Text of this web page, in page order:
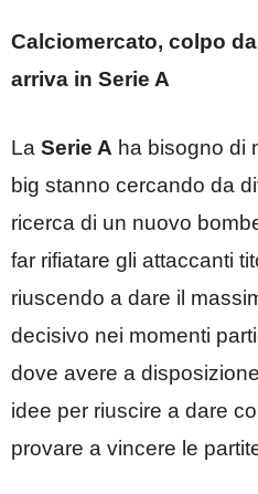
Calciomercato, colpo
arriva in Serie A
La Serie A ha bisogno di
big stanno cercando da
ricerca di un nuovo
far rifiatare gli attaccanti
riuscendo a dare il
decisivo nei momenti
dove avere a
idee per riuscire a dare
provare a vincere le